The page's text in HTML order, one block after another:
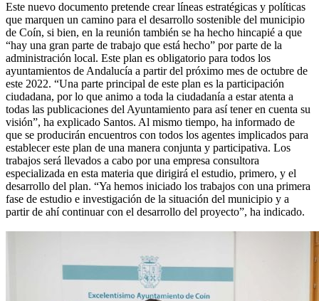
Este nuevo documento pretende crear líneas estratégicas y políticas
que marquen un camino para el desarrollo sostenible del municipio
de Coín, si bien, en la reunión también se ha hecho hincapié a que
“hay una gran parte de trabajo que está hecho” por parte de la
administración local. Este plan es obligatorio para todos los
ayuntamientos de Andalucía a partir del próximo mes de octubre de
este 2022. “Una parte principal de este plan es la participación
ciudadana, por lo que animo a toda la ciudadanía a estar atenta a
todas las publicaciones del Ayuntamiento para así tener en cuenta su
visión”, ha explicado Santos. Al mismo tiempo, ha informado de
que se producirán encuentros con todos los agentes implicados para
establecer este plan de una manera conjunta y participativa. Los
trabajos será llevados a cabo por una empresa consultora
especializada en esta materia que dirigirá el estudio, primero, y el
desarrollo del plan. “Ya hemos iniciado los trabajos con una primera
fase de estudio e investigación de la situación del municipio y a
partir de ahí continuar con el desarrollo del proyecto”, ha indicado.